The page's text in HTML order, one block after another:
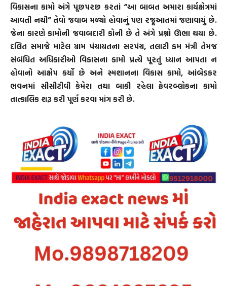
વિકાસના કામો અંગે પૂછપરછ કરતાં “આ બાબત અમારા કાર્યક્ષેત્રમાં
આવતી નથી” તેવો જવાબ મળ્યો હોવાનું પણ રજૂઆતમાં જણાવાયું છે.
જેના કારણે કામોની જવાબદારી કોની છે તે અંગે પ્રશ્નો ઊભા થયા છે.
દલિત સમાજે માટેલ ગ્રામ પંચાયતના સરપંચ, તલાટી કમ મંત્રી તેમજ
સંબંધિત અધિકારીઓ વિકાસના કામો પ્રત્યે પૂરતું ધ્યાન આપતા ન
હોવાનો આક્ષેપ કર્યો છે અને સ્મશાનના વિકાસ કામો, આંબેડકર
ભવનમાં સીસીટીવી કેમેરા તથા બાકી રહેલા ફેવરબ્લોકના કામો
તાત્કાલિક શરૂ કરી પૂર્ણ કરવા માંગ કરી છે.